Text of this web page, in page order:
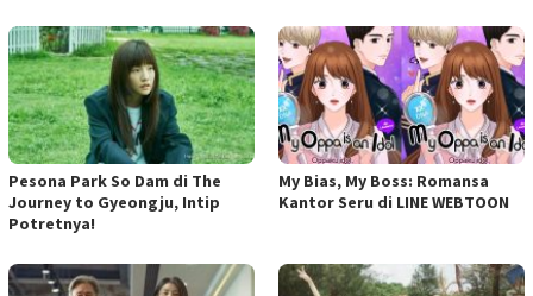
Pesona Park So Dam di The
Journey to Gyeongju, Intip
Potretnya!
My Bias, My Boss: Romansa
Kantor Seru di LINE WEBTOON